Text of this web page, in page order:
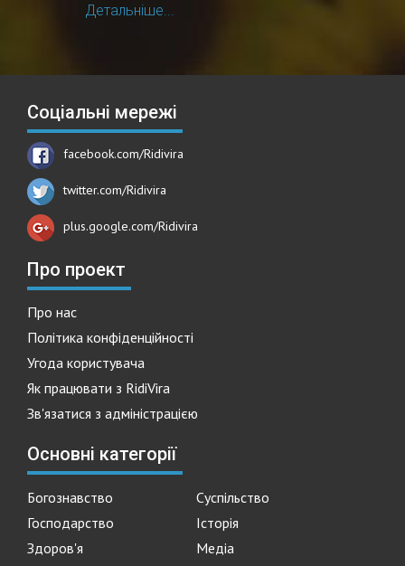
Детальніше...
Соціальні мережі
facebook.com/Ridivira
twitter.com/Ridivira
plus.google.com/Ridivira
Про проект
Про нас
Політика конфіденційності
Угода користувача
Як працювати з RidiVira
Зв'язатися з адміністрацією
Основні категорії
Богознавство
Суспільство
Господарство
Історія
Здоров'я
Медіа